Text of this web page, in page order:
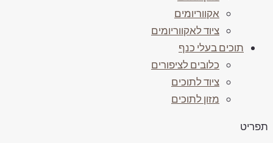
אקווריומים
ציוד לאקווריומים
תוכים בעלי כנף
כלובים לציפורים
ציוד לתוכים
מזון לתוכים